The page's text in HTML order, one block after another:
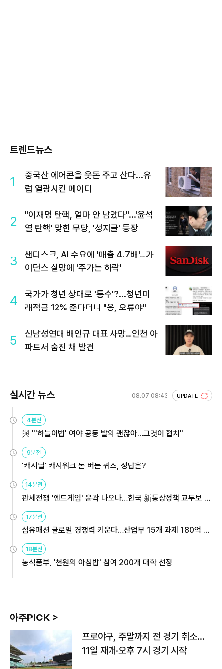
트렌드뉴스
1
중국산 에어콘을 웃돈 주고 산다...유
럽 열광시킨 메이디
2
"이재명 탄핵, 얼마 안 남았다"...'윤석
열 탄핵' 맞힌 무당, '성지글' 등장
3
샌디스크, AI 수요에 '매출 4.7배'…가
이던스 실망에 '주가는 하락'
4
국가가 청년 상대로 '통수'?...청년미
래적금 12% 준다더니 "응, 오류야"
5
신남성연대 배인규 대표 사망…인천 아
파트서 숨진 채 발견
실시간 뉴스 08.07 08:43 UPDATE
4분전
與 "'하늘이법' 여야 공동 발의 괜찮아…그것이 협치"
9분전
'캐시딜' 캐시워크 돈 버는 퀴즈, 정답은?
14분전
관세전쟁 '엔드게임' 윤곽 나오나…한국 新통상정책 교두보 활
용해야
17분전
섬유패션 글로벌 경쟁력 키운다…산업부 15개 과제 180억 지
원
18분전
농식품부, '천원의 아침밥' 참여 200개 대학 선정
아주PICK >
프로야구, 주말까지 전 경기 취소…
11일 재개·오후 7시 경기 시작